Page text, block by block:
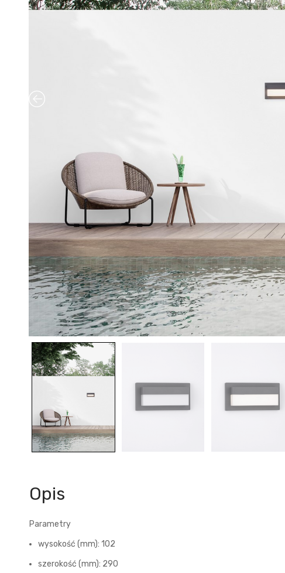
Opis
Parametry
wysokość (mm): 102
szerokość (mm): 290